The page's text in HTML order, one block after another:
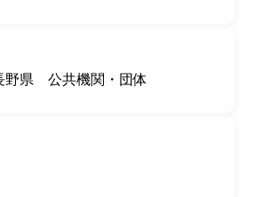
野県 公共機関・団体